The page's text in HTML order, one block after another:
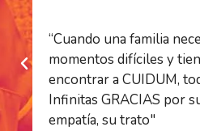
“Cuando una familia
momentos difíciles y
encontrar a CUIDUM,
Infinitas GRACIAS por
empatía, su trato"